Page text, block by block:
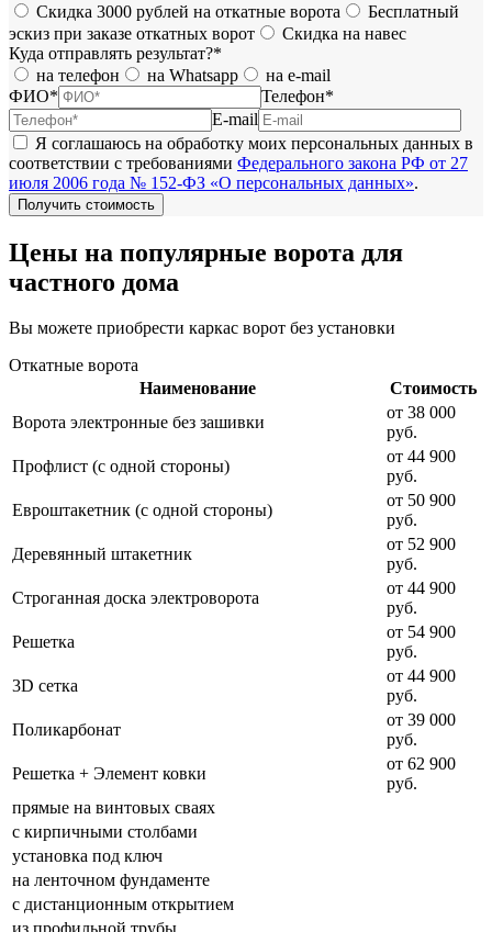
Скидка 3000 рублей на откатные ворота
Бесплатный
эскиз при заказе откатных ворот
Скидка на навес
Куда отправлять результат?*
на телефон
на Whatsapp
на e-mail
ФИО*
Телефон*
E-mail
Я соглашаюсь на обработку моих персональных данных в
соответствии с требованиями Федерального закона РФ от 27
июля 2006 года № 152-ФЗ «О персональных данных».
Цены на популярные ворота для
частного дома
Вы можете приобрести каркас ворот без установки
Откатные ворота
Наименование
Стоимость
Ворота электронные без зашивки
от 38 000
руб.
Профлист (с одной стороны)
от 44 900
руб.
Евроштакетник (с одной стороны)
от 50 900
руб.
Деревянный штакетник
от 52 900
руб.
Строганная доска электроворота
от 44 900
руб.
Решетка
от 54 900
руб.
3D сетка
от 44 900
руб.
Поликарбонат
от 39 000
руб.
Решетка + Элемент ковки
от 62 900
руб.
прямые на винтовых сваях
с кирпичными столбами
установка под ключ
на ленточном фундаменте
с дистанционным открытием